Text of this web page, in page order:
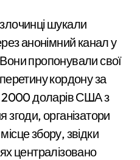
шукали
анонімний канал у
пропонували свої
кордону за
2000 доларів США з
організатори
збору, звідки
централізовано